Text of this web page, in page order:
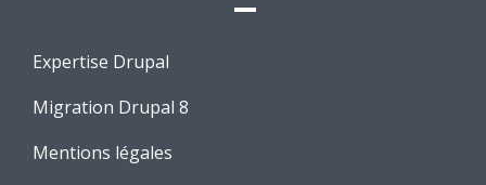
Expertise Drupal
Migration Drupal 8
Mentions légales